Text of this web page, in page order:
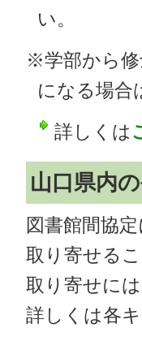
い。
※学部から修
になる場合
詳しくは
山口県内
図書館間協
取り寄せる
取り寄せに
詳しくは各